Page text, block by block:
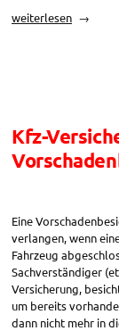
„Was
weiterlesen
Kfz-
Eine
verlangen, wenn
Fahrzeug
Sachverständiger
Versicherung,
um bereits
dann nicht mehr in